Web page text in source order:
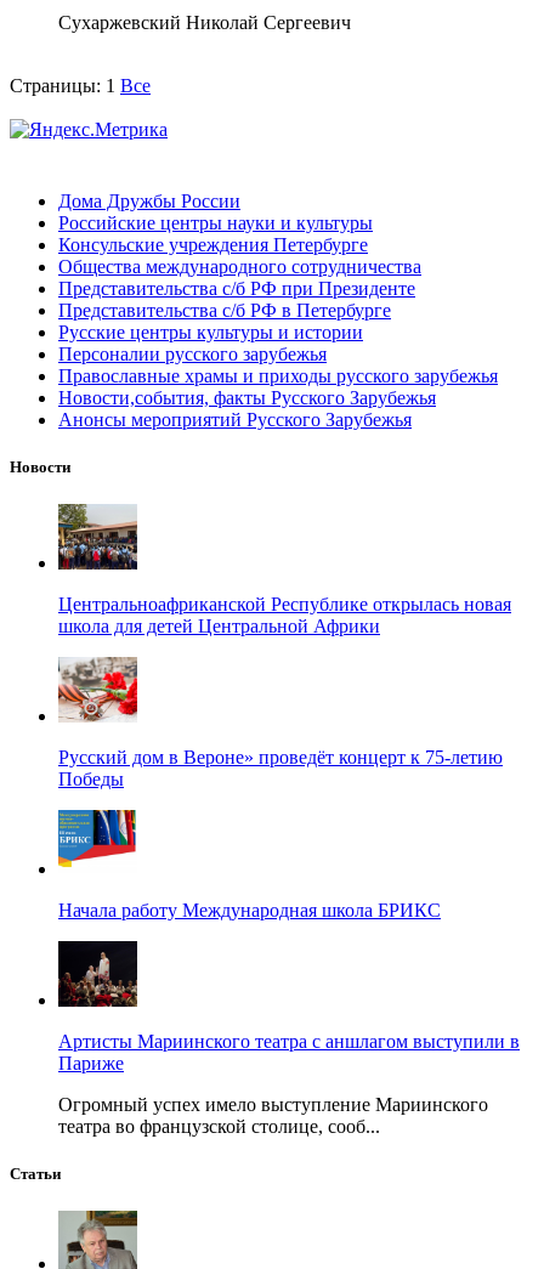
Сухаржевский Николай Сергеевич
Страницы: 1 Все
Дома Дружбы России
Российские центры науки и культуры
Консульские учреждения Петербурге
Общества международного сотрудничества
Представительства с/б РФ при Президенте
Представительства с/б РФ в Петербурге
Русские центры культуры и истории
Персоналии русского зарубежья
Православные храмы и приходы русского зарубежья
Новости,события, факты Русского Зарубежья
Анонсы мероприятий Русского Зарубежья
Новости
Центральноафриканской Республике открылась новая
школа для детей Центральной Африки
Русский дом в Вероне» проведёт концерт к 75-летию
Победы
Начала работу Международная школа БРИКС
Артисты Мариинского театра с аншлагом выступили в
Париже
Огромный успех имело выступление Мариинского
театра во французской столице, сооб...
Статьи